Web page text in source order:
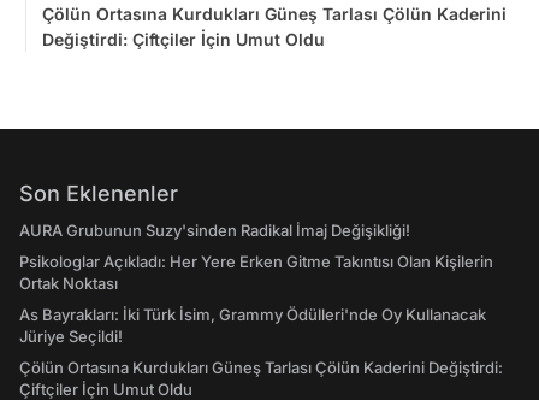
Çölün Ortasına Kurdukları Güneş Tarlası Çölün Kaderini
Değiştirdi: Çiftçiler İçin Umut Oldu
Son Eklenenler
AURA Grubunun Suzy'sinden Radikal İmaj Değişikliği!
Psikologlar Açıkladı: Her Yere Erken Gitme Takıntısı Olan Kişilerin
Ortak Noktası
As Bayrakları: İki Türk İsim, Grammy Ödülleri'nde Oy Kullanacak
Jüriye Seçildi!
Çölün Ortasına Kurdukları Güneş Tarlası Çölün Kaderini Değiştirdi:
Çiftçiler İçin Umut Oldu